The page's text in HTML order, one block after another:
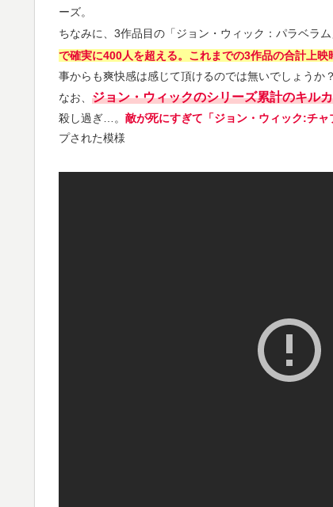
ーズ。
ちなみに、3作品目の「ジョン・ウィック：パラベラム
で確実に400人を超える。これまでの3作品の合計上映
事からも爽快感は感じて頂けるのでは無いでしょうか？
なお、 ジョン・ウィックのシリーズ累計のキル
殺し過ぎ…。 敵が死にすぎて「ジョン・ウィック:チャ
プされた模様